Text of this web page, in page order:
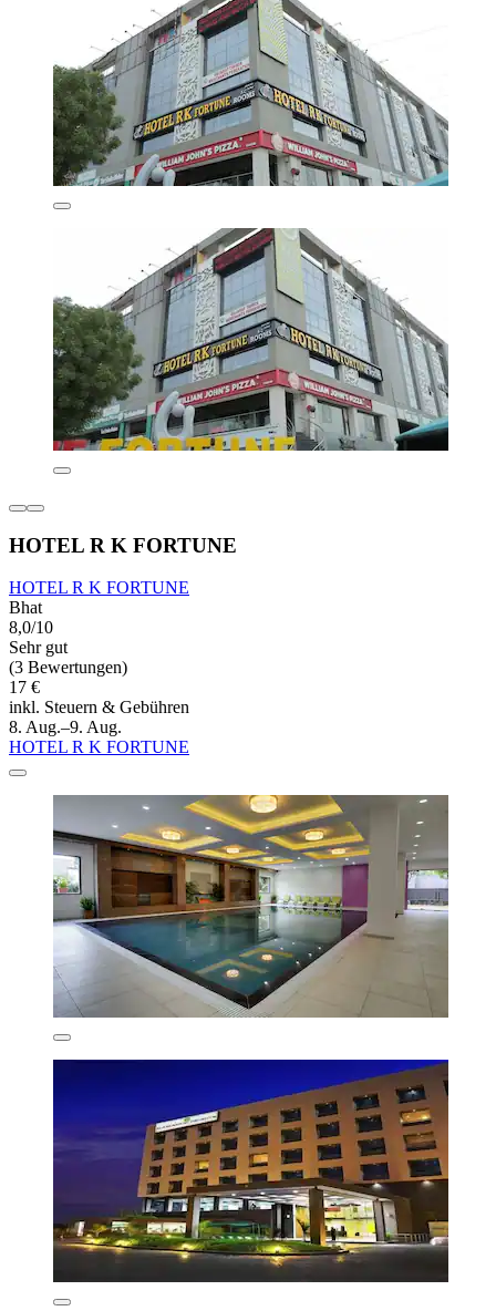
HOTEL R K FORTUNE
HOTEL R K FORTUNE
Bhat
8,0/10
Sehr gut
(3 Bewertungen)
17 €
inkl. Steuern & Gebühren
8. Aug.–9. Aug.
HOTEL R K FORTUNE